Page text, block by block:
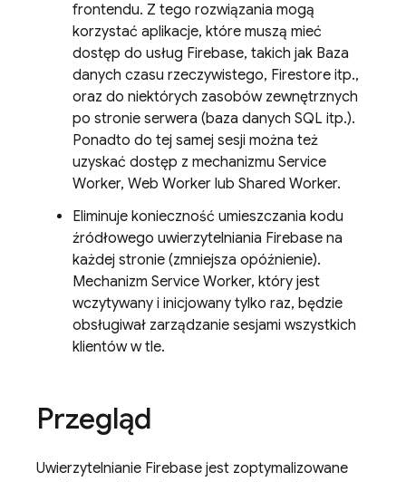
frontendu. Z tego rozwiązania mogą
korzystać aplikacje, które muszą mieć
dostęp do usług Firebase, takich jak Baza
danych czasu rzeczywistego, Firestore itp.,
oraz do niektórych zasobów zewnętrznych
po stronie serwera (baza danych SQL itp.).
Ponadto do tej samej sesji można też
uzyskać dostęp z mechanizmu Service
Worker, Web Worker lub Shared Worker.
Eliminuje konieczność umieszczania kodu
źródłowego uwierzytelniania Firebase na
każdej stronie (zmniejsza opóźnienie).
Mechanizm Service Worker, który jest
wczytywany i inicjowany tylko raz, będzie
obsługiwał zarządzanie sesjami wszystkich
klientów w tle.
Przegląd
Uwierzytelnianie Firebase jest zoptymalizowane